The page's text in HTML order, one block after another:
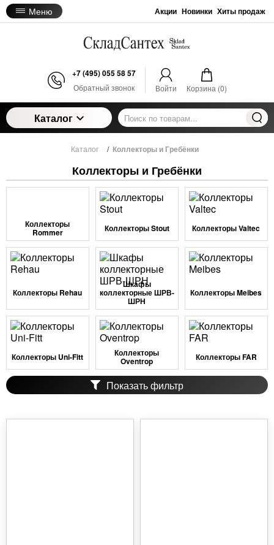
Меню Акции Новинки Хиты продаж
+7 (495) 055 58 57
Обратный звонок Войти Корзина (0)
Каталог
Каталог / Коллекторы и Гребёнки
Коллекторы и Гребёнки
Коллекторы
Rommer Коллекторы Stout Коллекторы Valtec
Коллекторы Rehau
Шкафы
коллекторные ШРВ-
ШРН
Коллекторы Meibes
Коллекторы Uni-Fitt Коллекторы
Oventrop Коллекторы FAR
Показать фильтр